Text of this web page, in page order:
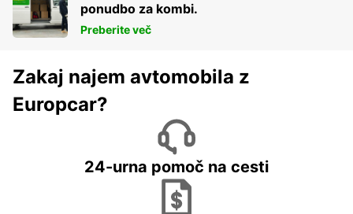
ponudbo za kombi.
Preberite več
Zakaj najem avtomobila z
Europcar?
24-urna pomoč na cesti